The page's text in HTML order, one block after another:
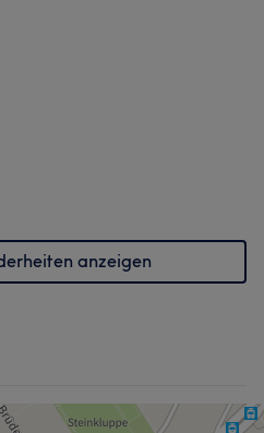
anzeigen